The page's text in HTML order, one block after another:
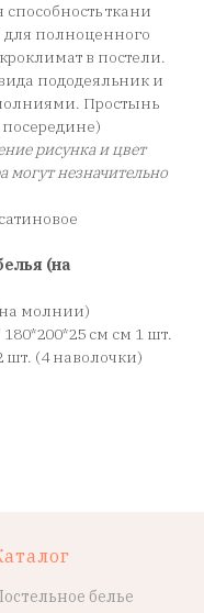
ткани
для полноценного
в постели.
пододеяльник и
Простынь
рисунка и цвет
могут незначительно
(на
молнии)
180*200*25 см см 1 шт.
шт. (4 наволочки)
белье